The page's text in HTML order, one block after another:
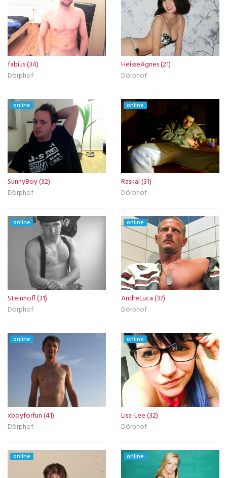
fabius (34)
Dörphof
HeisseAgnes (21)
Dörphof
online
SunnyBoy (32)
Dörphof
online
Raskal (31)
Dörphof
online
Steinhoff (31)
Dörphof
online
AndreLuca (37)
Dörphof
online
xboyforfun (41)
Dörphof
online
Lisa-Lee (32)
Dörphof
online online